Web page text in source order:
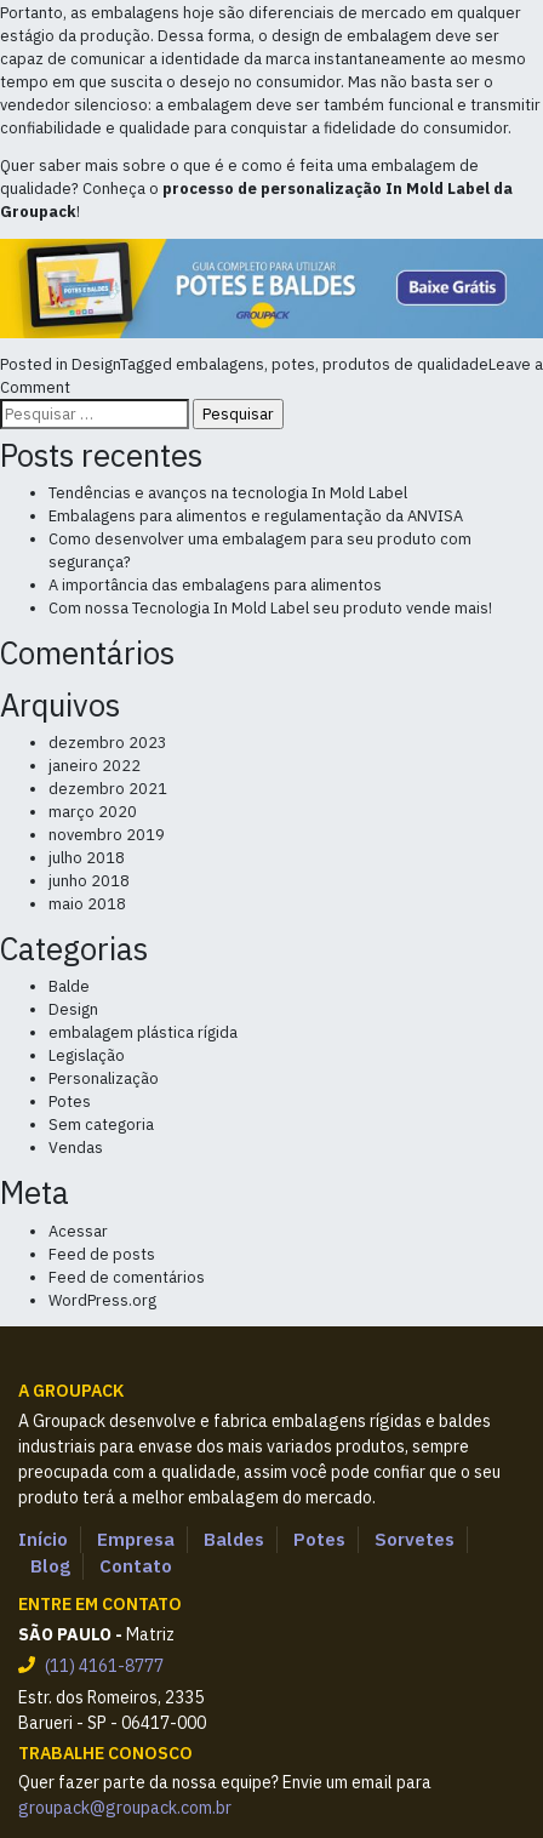
Portanto, as embalagens hoje são diferenciais de mercado em qualquer
estágio da produção. Dessa forma, o design de embalagem deve ser
capaz de comunicar a identidade da marca instantaneamente ao mesmo
tempo em que suscita o desejo no consumidor. Mas não basta ser o
vendedor silencioso: a embalagem deve ser também funcional e transmitir
confiabilidade e qualidade para conquistar a fidelidade do consumidor.
Quer saber mais sobre o que é e como é feita uma embalagem de
qualidade? Conheça o processo de personalização In Mold Label da
Groupack!
Posted in DesignTagged embalagens, potes, produtos de qualidadeLeave a
Commenton
O
design
de
e
a
percepção
da
qualidade
Pesquisar
por:
Posts recentes
Tendências e avanços na tecnologia In Mold Label
Embalagens para alimentos e regulamentação da ANVISA
Como desenvolver uma embalagem para seu produto com
segurança?
A importância das embalagens para alimentos
Com nossa Tecnologia In Mold Label seu produto vende mais!
Comentários
Arquivos
dezembro 2023
janeiro 2022
dezembro 2021
março 2020
novembro 2019
julho 2018
junho 2018
maio 2018
Categorias
Balde
Design
embalagem plástica rígida
Legislação
Personalização
Potes
Sem categoria
Vendas
Meta
Acessar
Feed de posts
Feed de comentários
WordPress.org
A GROUPACK
A Groupack desenvolve e fabrica embalagens rígidas e baldes
industriais para envase dos mais variados produtos, sempre
preocupada com a qualidade, assim você pode confiar que o seu
produto terá a melhor embalagem do mercado.
Início Empresa Baldes Potes
Sorvetes
Blog
Contato
ENTRE EM CONTATO
SÃO PAULO - Matriz
(11) 4161-8777
Estr. dos Romeiros, 2335
Barueri - SP - 06417-000
TRABALHE CONOSCO
Quer fazer parte da nossa equipe? Envie um email para
groupack@groupack.com.br